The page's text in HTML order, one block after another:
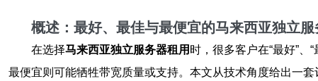
概述：最好、最佳与最便宜的马来西亚独立
在选择马来西亚独立服务器租用 时，很多客户在“最好”
最便宜则可能牺牲带宽质量或支持。本文从技术角度给出一